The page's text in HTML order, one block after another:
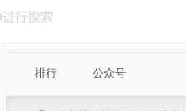
排行 公众号